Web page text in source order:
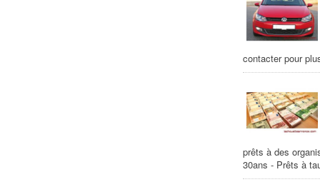
contacter pour
prêts à des
30ans - Prêts à